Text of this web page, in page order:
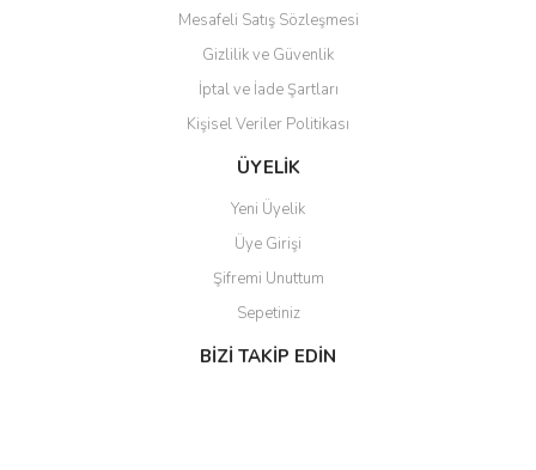
Mesafeli Satış Sözleşmesi
Gizlilik ve Güvenlik
İptal ve İade Şartları
Kişisel Veriler Politikası
ÜYELİK
Yeni Üyelik
Üye Girişi
Şifremi Unuttum
Sepetiniz
BİZİ TAKİP EDİN